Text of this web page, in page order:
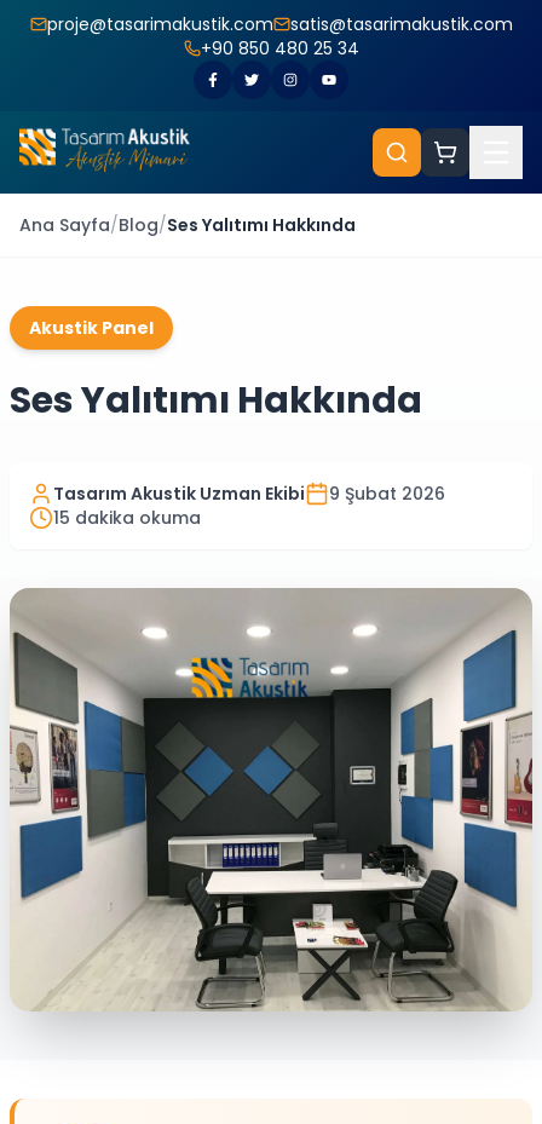
proje@tasarimakustik.com
satis@tasarimakustik.com
+90 850 480 25 34
Ana Sayfa/Blog/Ses Yalıtımı Hakkında
Akustik Panel
Ses Yalıtımı Hakkında
Tasarım Akustik Uzman Ekibi
9 Şubat 2026
15 dakika okuma